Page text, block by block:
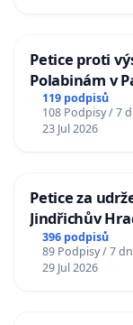
Petice proti
Polabinám v
119 podpisů
108 Podpisy / 7
23 Jul 2026
Petice za
Jindřichův
396 podpisů
89 Podpisy / 7
29 Jul 2026